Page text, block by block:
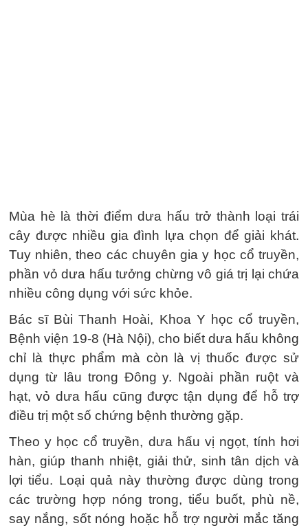
Mùa hè là thời điểm dưa hấu trở thành loại trái
cây được nhiều gia đình lựa chọn để giải khát.
Tuy nhiên, theo các chuyên gia y học cổ truyền,
phần vỏ dưa hấu tưởng chừng vô giá trị lại chứa
nhiều công dụng với sức khỏe.
Bác sĩ Bùi Thanh Hoài, Khoa Y học cổ truyền,
Bệnh viện 19-8 (Hà Nội), cho biết dưa hấu không
chỉ là thực phẩm mà còn là vị thuốc được sử
dụng từ lâu trong Đông y. Ngoài phần ruột và
hạt, vỏ dưa hấu cũng được tận dụng để hỗ trợ
điều trị một số chứng bệnh thường gặp.
Theo y học cổ truyền, dưa hấu vị ngọt, tính hơi
hàn, giúp thanh nhiệt, giải thử, sinh tân dịch và
lợi tiểu. Loại quả này thường được dùng trong
các trường hợp nóng trong, tiểu buốt, phù nề,
say nắng, sốt nóng hoặc hỗ trợ người mắc tăng